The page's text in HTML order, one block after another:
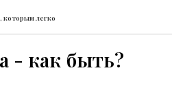
которым легко
- как быть?